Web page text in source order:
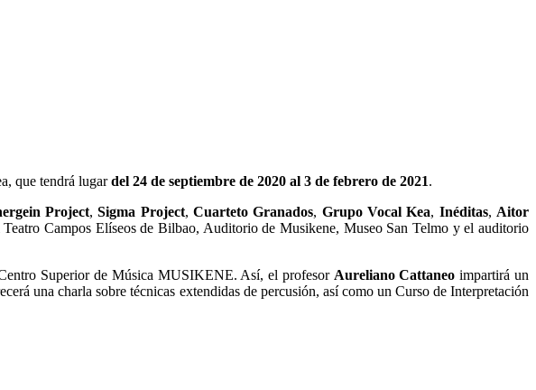
que tendrá lugardel 24 de septiembre de 2020 al 3 de febrero de 2021.
Project,Sigma Project,Cuarteto Granados, Grupo Vocal Kea, Inéditas, Aitor
Teatro Campos Elíseos de Bilbao, Auditorio de Musikene, Museo San Telmo y el auditorio
Superior de Música MUSIKENE. Así, el profesor Aureliano Cattaneo impartirá un
una charla sobre técnicas extendidas de percusión, así como un Curso de Interpretación